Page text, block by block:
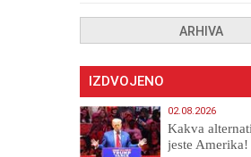
ARHIVA
IZDVOJENO
02.08.2026
Kakva
jeste Amerika!